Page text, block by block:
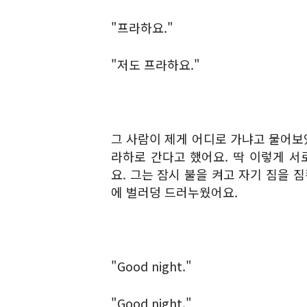
"프라하요."
"저도 프라하요."
그 사람이 제게 어디로 가냐고 물어
라하로 간다고 했어요. 딱 이렇게
요. 그는 잠시 불을 켜고 자기 짐을
에 벌러덩 드러누웠어요.
"Good night."
"Good night."